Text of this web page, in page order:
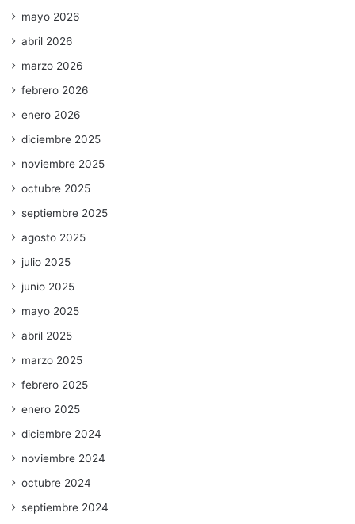
mayo 2026
abril 2026
marzo 2026
febrero 2026
enero 2026
diciembre 2025
noviembre 2025
octubre 2025
septiembre 2025
agosto 2025
julio 2025
junio 2025
mayo 2025
abril 2025
marzo 2025
febrero 2025
enero 2025
diciembre 2024
noviembre 2024
octubre 2024
septiembre 2024